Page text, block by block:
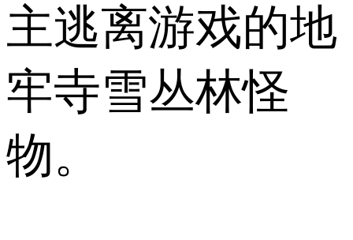
主逃离游戏的地
牢寺雪丛林怪
物。